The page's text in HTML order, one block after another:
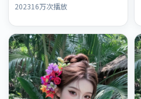
202316万次播放